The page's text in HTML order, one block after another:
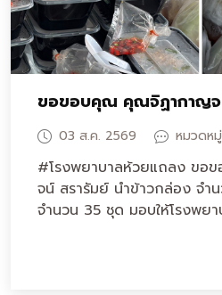
ขอขอบคุณ คุณจิฏากาญจ
03 ส.ค. 2569 หมวดห
#โรงพยาบาลห้วยแถลง ข
จน์ สรารัมย์ นำข้าวกล่อง จำ
จำนวน 35 ชุด มอบให้โรงพย